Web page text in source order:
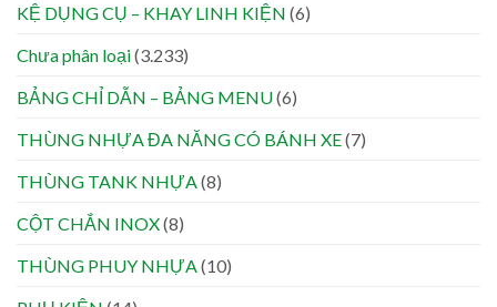
KỆ DỤNG CỤ – KHAY LINH KIỆN (6)
Chưa phân loại(3.233)
BẢNG CHỈ DẪN – BẢNG MENU(6)
THÙNG NHỰA ĐA NĂNG CÓ BÁNH XE(7)
THÙNG TANK NHỰA(8)
CỘT CHẮN INOX(8)
THÙNG PHUY NHỰA(10)